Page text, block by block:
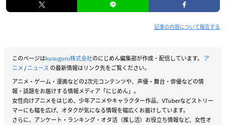
記事の内容について報告する
このページはkusuguru株式会社のにじめん編集部が作成・配信しています。 ア
ニメ/ニュース の最新情報はリンク先をご覧ください。
アニメ・ゲーム・漫画などの2次元コンテンツや、声優・舞台・俳優などの情
報・話題をお届けする情報メディア「にじめん」。
女性向けアニメをはじめ、少年アニメやキャラクター作品、VTuberなどストリー
マーにも幅を広げ、オタクが気になる情報を幅広くお届けしています。
さらに、アンケート・ランキング・オタ活（推し活）お役立ち情報など、女性オ